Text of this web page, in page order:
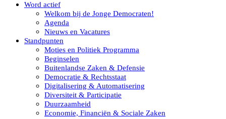
Word actief
Welkom bij de Jonge Democraten!
Agenda
Nieuws en Vacatures
Standpunten
Moties en Politiek Programma
Beginselen
Buitenlandse Zaken & Defensie
Democratie & Rechtsstaat
Digitalisering & Automatisering
Diversiteit & Participatie
Duurzaamheid
Economie, Financiën & Sociale Zaken